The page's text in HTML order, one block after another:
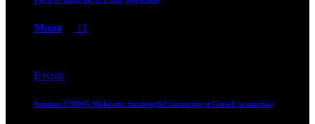
Mona 11
Events
Seminar FMWG Make-up: Strobing&Contouring si Greseli in machiaj